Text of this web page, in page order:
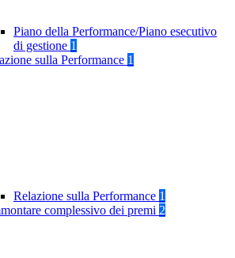
Piano della Performance/Piano esecutivo
di gestione 1
sulla Performance 1
Relazione sulla Performance 1
complessivo dei premi 2